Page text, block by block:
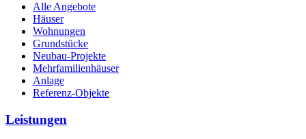
Alle Angebote
Häuser
Wohnungen
Grundstücke
Neubau-Projekte
Mehrfamilienhäuser
Anlage
Referenz-Objekte
Leistungen